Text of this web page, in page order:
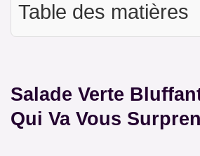
Table des matières
Salade Verte
Qui Va Vous